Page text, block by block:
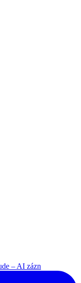
– AI zázn